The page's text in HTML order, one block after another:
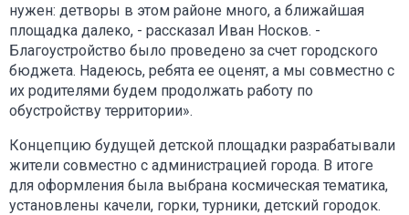
нужен: детворы в этом районе много, а ближайшая
площадка далеко, - рассказал Иван Носков. -
Благоустройство было проведено за счет городского
бюджета. Надеюсь, ребята ее оценят, а мы совместно с
их родителями будем продолжать работу по
обустройству территории».
Концепцию будущей детской площадки разрабатывали
жители совместно с администрацией города. В итоге
для оформления была выбрана космическая тематика,
установлены качели, горки, турники, детский городок.